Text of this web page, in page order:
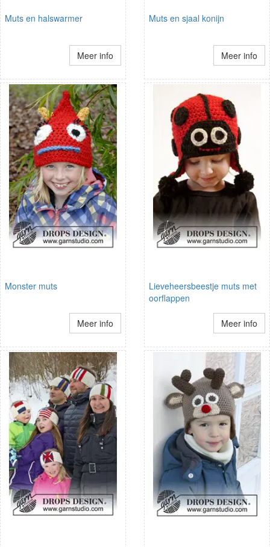
Muts en halswarmer
Meer info
Muts en sjaal konijn
Meer info
Monster muts
Meer info
Lieveheersbeestje muts met
oorflappen
Meer info